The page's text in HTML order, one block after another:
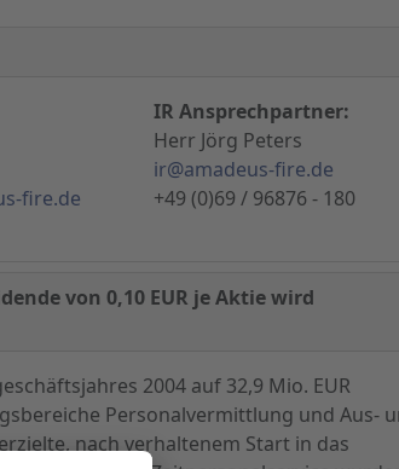
fire.de
IR Ansprechpartner:
Herr Jörg Peters
ir@amadeus-fire.de
+49 (0)69 / 96876 - 180
von 0,10 EUR je Aktie wird
2004 auf 32,9 Mio. EUR
Personalvermittlung und Aus-
nach verhaltenem Start in das